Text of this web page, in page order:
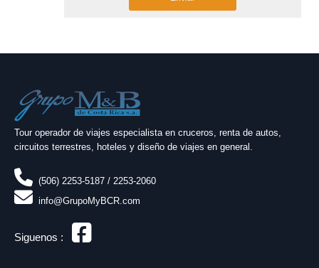
x
Tour operador de viajes especialista en cruceros, renta de autos,
circuitos terrestres, hoteles y diseño de viajes en general.
(506) 2253-5187 / 2253-2060
info@GrupoMyBCR.com
Siguenos :